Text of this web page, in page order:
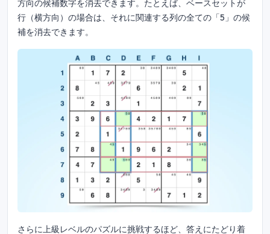
方向の候補数字を消去できます。たとえば、ベースセットが
行（横方向）の場合は、それに関連する列の全ての「5」の候
補を消去できます。
さらに上級レベルのパズルに挑戦するほど、答えにたどり着